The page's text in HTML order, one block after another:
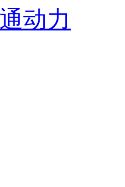
动力